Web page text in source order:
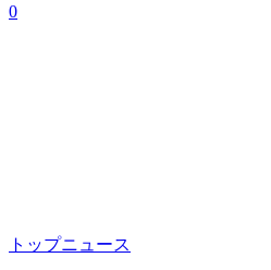
0
トップニュース